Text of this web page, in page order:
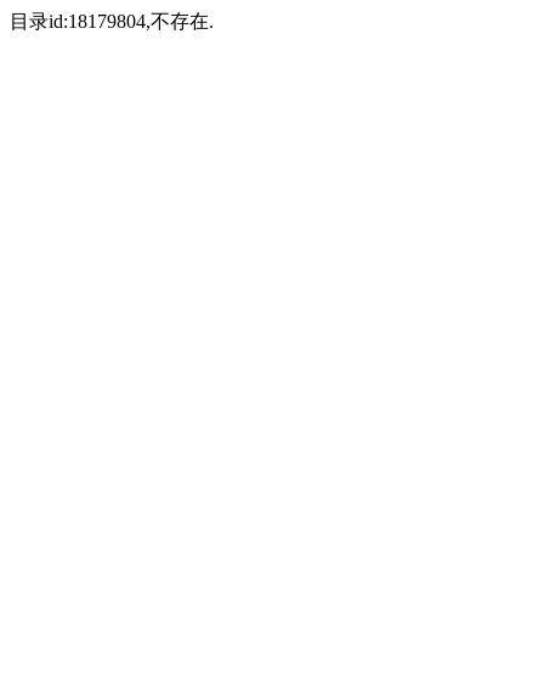
目录id:18179804,不存在.